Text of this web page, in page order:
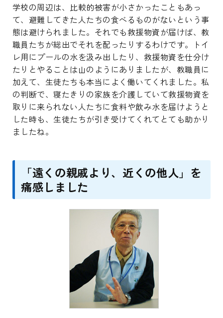
学校の周辺は、比較的被害が小さかったこともあっ
て、避難してきた人たちの食べるものがないという事
態は避けられました。それでも救援物資が届けば、教
職員たちが総出でそれを配ったりするわけです。トイ
レ用にプールの水を汲み出したり、救援物資を仕分け
たりとやることは山のようにありましたが、教職員に
加えて、生徒たちも本当によく働いてくれました。私
の判断で、寝たきりの家族を介護していて救援物資を
取りに来られない人たちに食料や飲み水を届けようと
した時も、生徒たちが引き受けてくれてとても助かり
ましたね。
「遠くの親戚より、近くの他人」を
痛感しました